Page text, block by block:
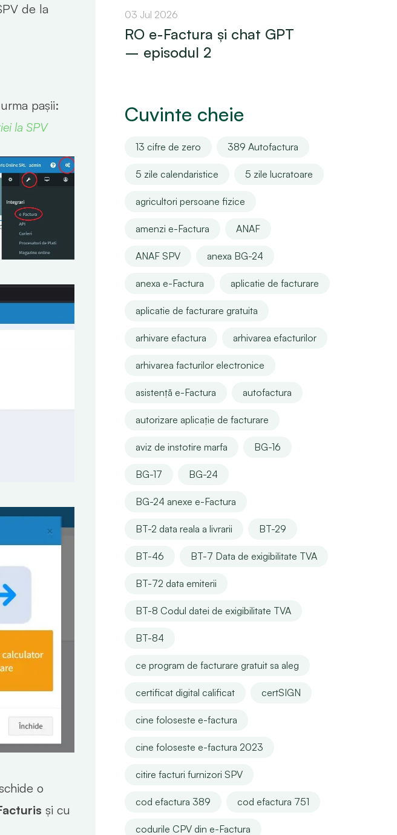
de la
pașii:
la SPV
o
și cu
03 Jul 2026
RO e-Factura și chat GPT
– episodul 2
Cuvinte cheie
13 cifre de zero 389 Autofactura
5 zile calendaristice 5 zile lucratoare
agricultori persoane fizice
amenzi e-Factura ANAF
ANAF SPV anexa BG-24
anexa e-Factura aplicatie de facturare
aplicatie de facturare gratuita
arhivare efactura arhivarea efacturilor
arhivarea facturilor electronice
asistență e-Factura autofactura
autorizare aplicație de facturare
aviz de instotire marfa BG-16
BG-17 BG-24
BG-24 anexe e-Factura
BT-2 data reala a livrarii BT-29
BT-46 BT-7 Data de exigibilitate TVA
BT-72 data emiterii
BT-8 Codul datei de exigibilitate TVA
BT-84
ce program de facturare gratuit sa aleg
certificat digital calificat certSIGN
cine foloseste e-factura
cine foloseste e-factura 2023
citire facturi furnizori SPV
cod efactura 389 cod efactura 751
codurile CPV din e-Factura